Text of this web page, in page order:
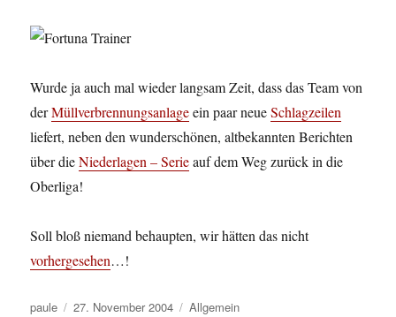
Wurde ja auch mal wieder langsam Zeit, dass das Team von
derMüllverbrennungsanlageein paar neueSchlagzeilen
liefert, neben den wunderschönen, altbekannten Berichten
über dieNiederlagen – Serieauf dem Weg zurück in die
Oberliga!
Soll bloß niemand behaupten, wir hätten das nicht
vorhergesehen…!
Autor
paule
Veröffentlicht
27. November 2004 Kategorien
Allgemein